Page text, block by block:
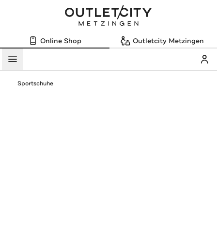
Online Shop Outletcity Metzingen
Menü
Sportschuhe